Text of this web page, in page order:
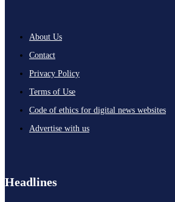
About Us
Contact
Privacy Policy
Terms of Use
Code of ethics for digital news websites
Advertise with us
Headlines